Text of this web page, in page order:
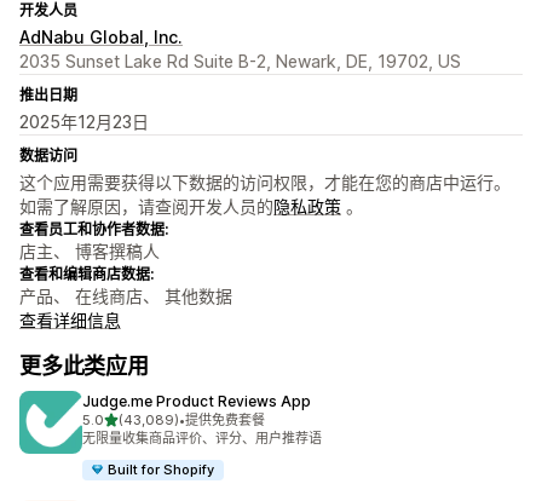
开发人员
AdNabu Global, Inc.
2035 Sunset Lake Rd Suite B-2, Newark, DE, 19702, US
推出日期
2025年12月23日
数据访问
这个应用需要获得以下数据的访问权限，才能在您的商店中运行。
如需了解原因，请查阅开发人员的隐私政策 。
查看员工和协作者数据:
店主、 博客撰稿人
查看和编辑商店数据:
产品、 在线商店、 其他数据
查看详细信息
更多此类应用
Judge.me Product Reviews App
5.0星（满分 5 星）
(43,089)
总共 43089 条评论
•提供免费套餐
无限量收集商品评价、评分、用户推荐语
Built for Shopify